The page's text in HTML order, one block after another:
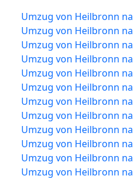
Umzug von Heilbronn
Umzug von Heilbronn
Umzug von Heilbronn
Umzug von Heilbronn
Umzug von Heilbronn
Umzug von Heilbronn
Umzug von Heilbronn
Umzug von Heilbronn
Umzug von Heilbronn
Umzug von Heilbronn
Umzug von Heilbronn
Umzug von Heilbronn